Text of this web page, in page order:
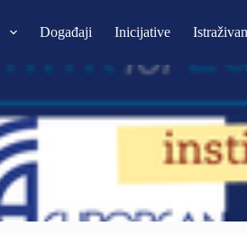
Događaji Inicijative